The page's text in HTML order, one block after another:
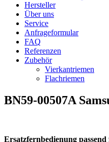
Hersteller
Über uns
Service
Anfrageformular
FAQ
Referenzen
Zubehör
Vierkantriemen
Flachriemen
BN59-00507A
Ersatzfernbedienung